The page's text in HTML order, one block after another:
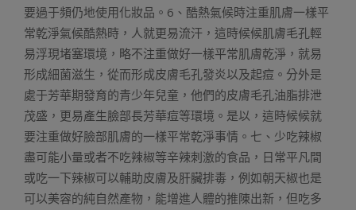
要過于頻仍地使用化妝品。6、酷熱氣候時注重肌膚一樣平
常乾淨氣候酷熱時，人就更易流汗，這時候候肌膚毛孔輕
易浮現堵塞環境，略不注重做好一樣平常肌膚乾淨，就易
形成細菌滋生，從而形成皮膚毛孔發炎以及起痘。分外是
處于芳華期發育的青少年兒童，他們的皮膚毛孔油脂排泄
茂盛，更易產生臉部長芳華痘等環境。是以，這時候候就
要注重做好臉部肌膚的一樣平常乾淨事情。七、少吃辣椒
盡可能小量或者不吃辣椒等辛辣刺激的食品，日常平凡間
或吃一下辣椒可以輔助皮膚及肝臟排毒，例如朝天椒也是
可以美容的純自然產物，能增進人體的推陳出新，但吃多